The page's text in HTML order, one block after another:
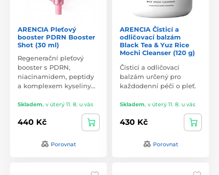
ARENCIA Pleťový
booster PDRN Booster
Shot (30 ml)
Regenerační pleťový
booster s PDRN,
niacinamidem, peptidy
a komplexem kyseliny…
Skladem, v úterý 11. 8. u vás
440 Kč
Porovnat
ARENCIA Čisticí a
odličovací balzám
Black Tea & Yuz Rice
Mochi Cleanser (120 g)
Čisticí a odličovací
balzám určený pro
každodenní péči o pleť.
Skladem, v úterý 11. 8. u vás
430 Kč
Porovnat